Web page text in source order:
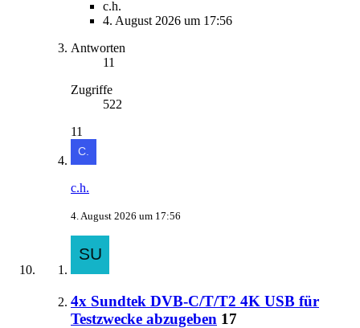
c.h.
4. August 2026 um 17:56
Antworten
11
Zugriffe
522
11
c.h.
4. August 2026 um 17:56
4x Sundtek DVB-C/T/T2 4K USB für
Testzwecke abzugeben 17